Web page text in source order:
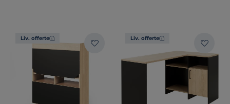
Liv. offerte Liv. offerte